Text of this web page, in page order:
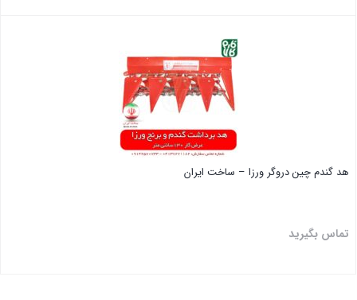
هد گندم چین دروگر ورزا – ساخت ایران
تماس بگیرید